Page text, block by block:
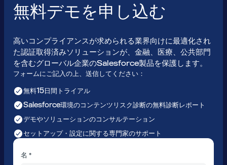
無料デモを申し込む
高いコンプライアンスが求められる業界向けに最適化され
た認証取得済みソリューションが、金融、医療、公共部門
を含むグローバル企業のSalesforce製品を保護します。
フォームにご記入の上、送信してください：
無料15日間トライアル
Salesforce環境のコンテンツリスク診断の無料診断レポート
デモやソリューションのコンサルテーション
セットアップ・設定に関する専門家のサポート
名 *